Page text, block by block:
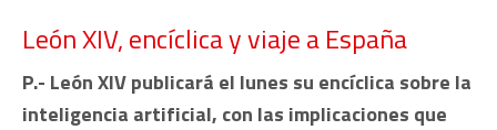
León XIV, encíclica y viaje a España
P.- León XIV publicará el lunes su encíclica sobre la
inteligencia artificial, con las implicaciones que